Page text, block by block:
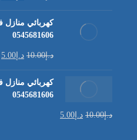
0545681606
د.إ10.00 د.إ 5.00
0545681606
د.إ10.00 د.إ 5.00